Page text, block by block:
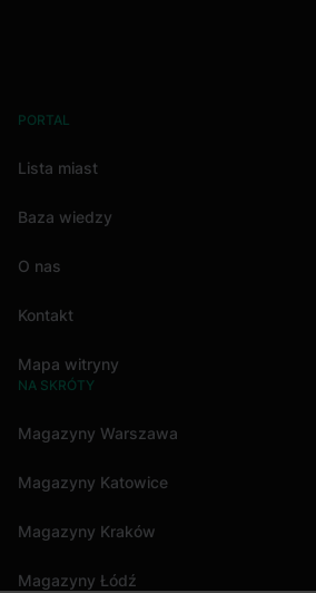
PORTAL
Lista miast
Baza wiedzy
O nas
Kontakt
Mapa witryny
NA SKRÓTY
Magazyny Warszawa
Magazyny Katowice
Magazyny Kraków
Magazyny Łódź